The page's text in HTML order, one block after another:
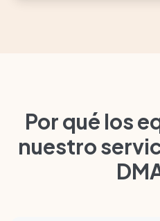
Por qué los
nuestro